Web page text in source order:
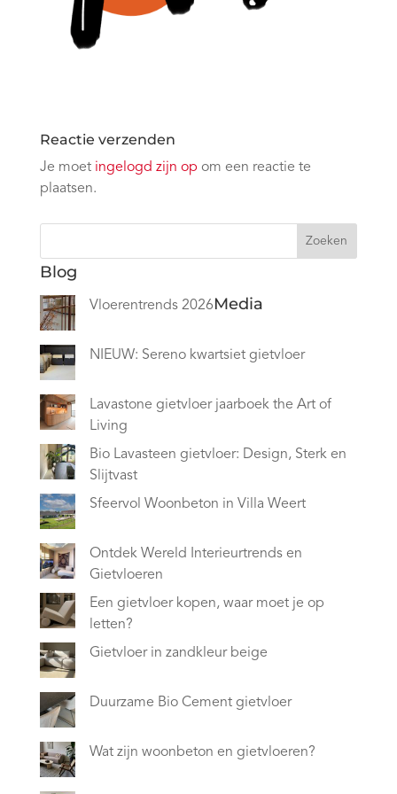
Reactie verzenden
Je moet ingelogd zijn op om een reactie te
plaatsen.
Zoeken
Blog
Vloerentrends 2026
NIEUW: Sereno kwartsiet gietvloer
Lavastone gietvloer jaarboek the Art of
Living
Bio Lavasteen gietvloer: Design, Sterk en
Slijtvast
Sfeervol Woonbeton in Villa Weert
Ontdek Wereld Interieurtrends en
Gietvloeren
Een gietvloer kopen, waar moet je op
letten?
Gietvloer in zandkleur beige
Duurzame Bio Cement gietvloer
Wat zijn woonbeton en gietvloeren?
Media